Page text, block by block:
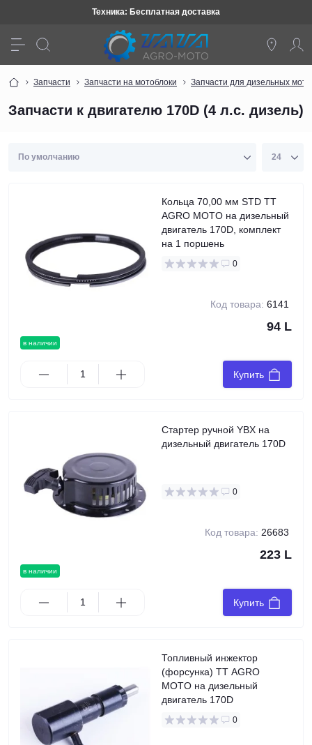
Техника: Бесплатная доставка
Запчасти Запчасти на мотоблоки Запчасти для дизельных
Запчасти к двигателю 170D (4 л.с. дизель)
в наличии
Кольца 70,00 мм STD TT
AGRO MOTO на дизельный
двигатель 170D, комплект
на 1 поршень
0
Код товара: 6141
94 L
Купить
в наличии
Стартер ручной YBX на
дизельный двигатель 170D
0
Код товара: 26683
223 L
Купить
Топливный инжектор
(форсунка) TT AGRO
MOTO на дизельный
двигатель 170D
0